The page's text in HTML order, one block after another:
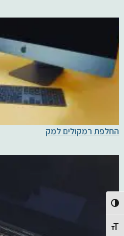
Toggle High Contrast
Toggle Font size
החלפת רמקולים למק